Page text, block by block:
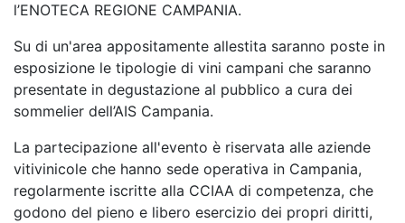
l’ENOTECA REGIONE CAMPANIA.
Su di un'area appositamente allestita saranno poste in
esposizione le tipologie di vini campani che saranno
presentate in degustazione al pubblico a cura dei
sommelier dell’AIS Campania.
La partecipazione all'evento è riservata alle aziende
vitivinicole che hanno sede operativa in Campania,
regolarmente iscritte alla CCIAA di competenza, che
godono del pieno e libero esercizio dei propri diritti,